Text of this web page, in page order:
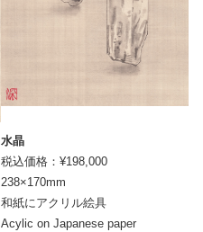
水晶
税込価格：¥198,000
238×170mm
和紙にアクリル絵具
Acylic on Japanese paper